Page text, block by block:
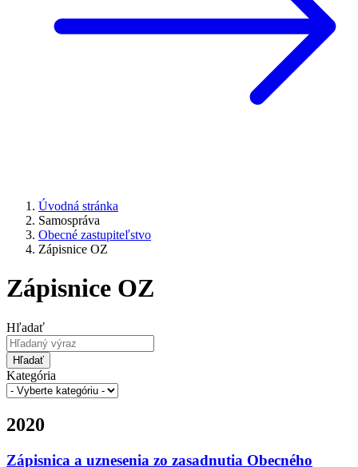
Úvodná stránka
Samospráva
Obecné zastupiteľstvo
Zápisnice OZ
Zápisnice OZ
Hľadať
Hľadať
Kategória
2020
Zápisnica a uznesenia zo zasadnutia Obecného